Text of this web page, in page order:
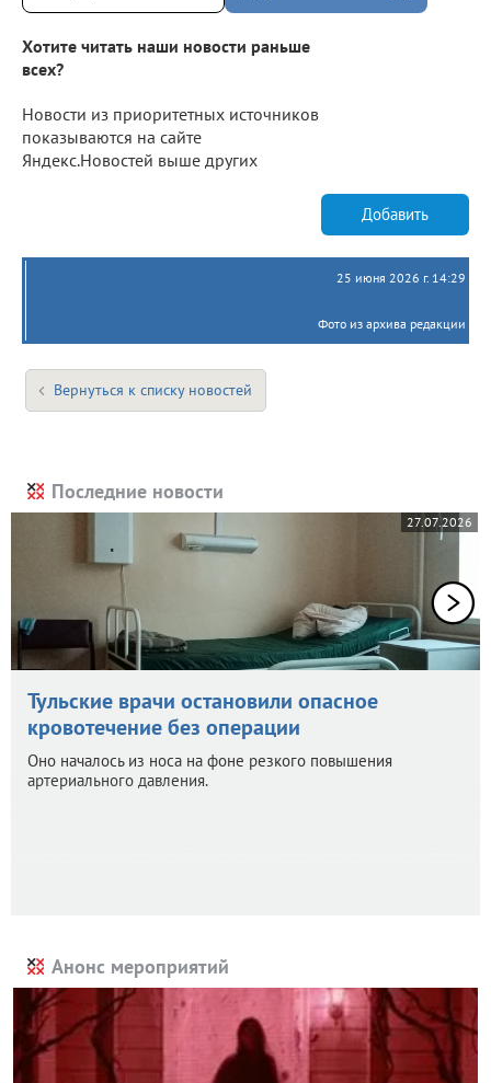
Хотите читать наши новости раньше
всех?
Новости из приоритетных источников
показываются на сайте
Яндекс.Новостей выше других
Добавить
25 июня 2026 г. 14:29
Фото из архива редакции
Вернуться к списку новостей
Последние новости
27.07.2026
Тульские врачи остановили опасное
кровотечение без операции
Оно началось из носа на фоне резкого повышения
артериального давления.
Анонс мероприятий